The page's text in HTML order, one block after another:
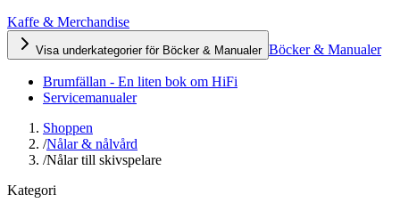
Kaffe & Merchandise
Visa underkategorier för Böcker & Manualer Böcker & Manualer
Brumfällan - En liten bok om HiFi
Servicemanualer
Shoppen
/Nålar & nålvård
/Nålar till skivspelare
Kategori